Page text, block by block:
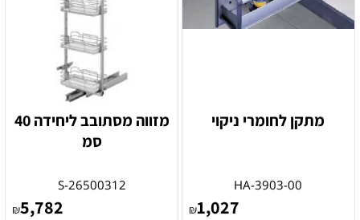
מתקן לחומרי ניקוי
HA-3903-00
₪1,027
מזווה מסתובב ליחידה 40
סמ
S-26500312
₪5,782